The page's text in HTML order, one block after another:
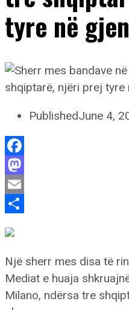
tyre në
PublishedJune 4,
Facebook
Mastodon
Email
Një sherr mes disa të
Mediat e huaja
Milano, ndërsa tre